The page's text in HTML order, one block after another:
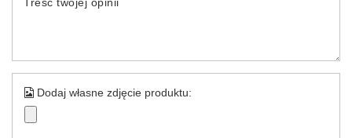
Dodaj własne zdjęcie produktu: